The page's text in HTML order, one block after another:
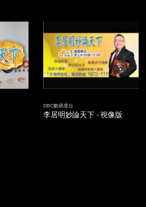
DBC數碼電台
李居明妙論天下 - 視像版